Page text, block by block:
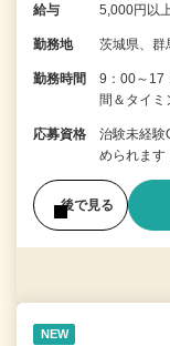
給与 5,000円以
勤務地 茨城県、
勤務時間
9：00～17
間＆タイミ
応募資格
治験未経
められます
後で見る
NEW